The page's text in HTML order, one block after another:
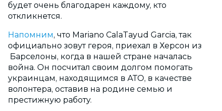
будет очень благодарен каждому, кто
откликнется.
Напомним, что Mariano CalaTayud Garcia, так
официально зовут героя, приехал в Херсон из
Барселоны, когда в нашей стране началась
война. Он посчитал своим долгом помогать
украинцам, находящимся в АТО, в качестве
волонтера, оставив на родине семью и
престижную работу.